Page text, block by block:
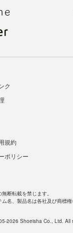
ク
規約
ポリシー
断転載を禁じます。
名、製品名は各社及び商標
2026 Shoeisha Co., Ltd. All